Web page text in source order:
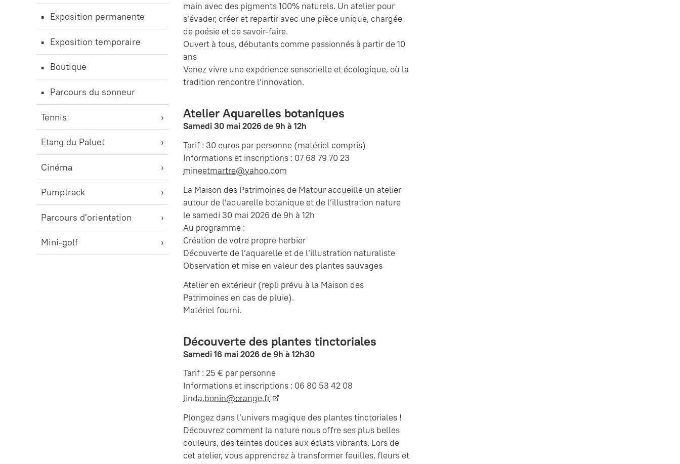
Exposition permanente
Exposition temporaire
Boutique
Parcours du sonneur
Tennis
Etang du Paluet
Cinéma
Pumptrack
Parcours d'orientation
Mini-golf
main avec des pigments 100% naturels. Un atelier pour
s’évader, créer et repartir avec une pièce unique, chargée
de poésie et de savoir-faire.
Ouvert à tous, débutants comme passionnés à partir de 10
ans
Venez vivre une expérience sensorielle et écologique, où la
tradition rencontre l’innovation.
Atelier Aquarelles botaniques
Samedi 30 mai 2026 de 9h à 12h
Tarif : 30 euros par personne (matériel compris)
Informations et inscriptions : 07 68 79 70 23
mineetmartre@yahoo.com
La Maison des Patrimoines de Matour accueille un atelier
autour de l’aquarelle botanique et de l’illustration nature
le samedi 30 mai 2026 de 9h à 12h
Au programme :
Création de votre propre herbier
Découverte de l’aquarelle et de l’illustration naturaliste
Observation et mise en valeur des plantes sauvages
Atelier en extérieur (repli prévu à la Maison des
Patrimoines en cas de pluie).
Matériel fourni.
Découverte des plantes tinctoriales
Samedi 16 mai 2026 de 9h à 12h30
Tarif : 25 € par personne
Informations et inscriptions : 06 80 53 42 08
linda.bonin@orange.fr
Plongez dans l’univers magique des plantes tinctoriales !
Découvrez comment la nature nous offre ses plus belles
couleurs, des teintes douces aux éclats vibrants. Lors de
cet atelier, vous apprendrez à transformer feuilles, fleurs et